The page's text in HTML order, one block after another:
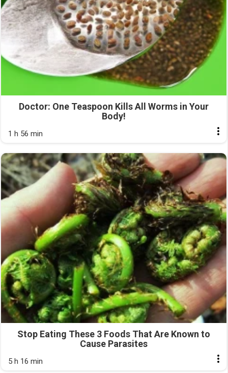
Doctor: One Teaspoon Kills All Worms in Your
Body!
1 h 56 min
Stop Eating These 3 Foods That Are Known to
Cause Parasites
5 h 16 min